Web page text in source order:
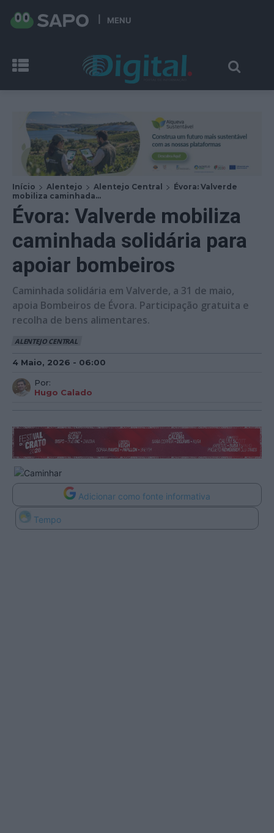
MENU
Início Alentejo Alentejo Central
Évora: Valverde
mobiliza caminhada...
Évora: Valverde mobiliza
caminhada solidária para
apoiar bombeiros
Caminhada solidária em Valverde, a 31 de maio,
apoia Bombeiros de Évora. Participação gratuita e
recolha de bens alimentares.
ALENTEJO CENTRAL
4 Maio, 2026 - 06:00
Por:
Hugo Calado
Adicionar como fonte informativa
Tempo